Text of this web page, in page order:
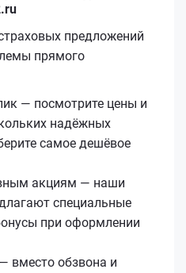
предложений
прямого
— посмотрите цены и
надёжных
самое дешёвое
акциям — наши
специальные
при оформлении
вместо обзвона и